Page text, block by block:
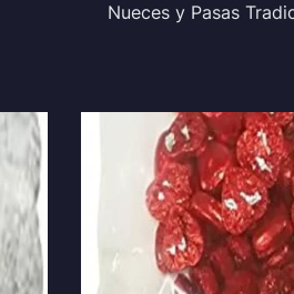
Nueces y Pasas